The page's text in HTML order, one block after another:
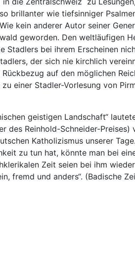
brillanter wie tiefsinniger
kein anderer Autor seiner
geworden. Den weltläufigen
Stadlers bei ihrem Erscheinen
der sich nie kirchlich
auf den möglichen
einer Stadler-Vorlesung von
geistigen Landschaft“
des Reinhold-Schneider-
Katholizismus unserer
zu tun hat, könnte man bei
Zeit seien bei ihm
fremd und anders“. (Badische